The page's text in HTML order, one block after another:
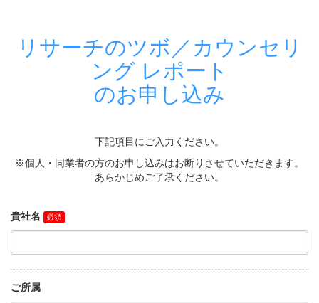
リサーチのツボ／カウンセリ
ング レポート
のお申し込み
下記項目にご入力ください。
※個人・同業者の方のお申し込みはお断りさせていただきます。
あらかじめご了承ください。
貴社名
ご所属